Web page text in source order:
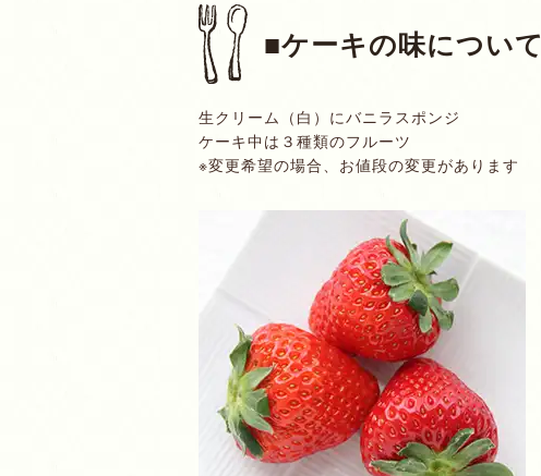
■ケーキの味について
生クリーム（白）にバニラスポンジ
ケーキ中は３種類のフルーツ
※変更希望の場合、お値段の変更があります